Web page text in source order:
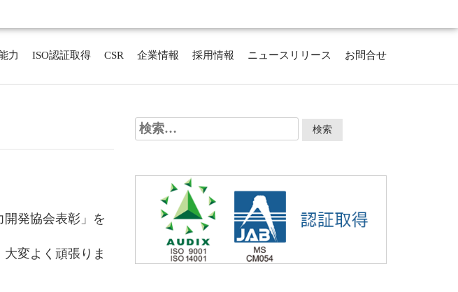
力 ISO認証取得 CSR 企業情報 採用情報 ニュースリリース お問合せ
発協会表彰」を
変よく頑張りま
検
索: